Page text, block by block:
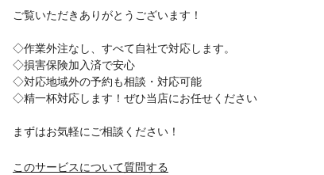
ご覧いただきありがとうございます！
◇作業外注なし、すべて自社で対応します。
◇損害保険加入済で安心
◇対応地域外の予約も相談・対応可能
◇精一杯対応します！ぜひ当店にお任せください
まずはお気軽にご相談ください！
このサービスについて質問する